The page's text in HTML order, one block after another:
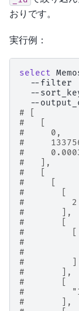
おりです。
実行例：
select
--filter
--
--
# [
#   [
#     0,
#
#
#   ],
#   [
#     [
#       [
#         2
#       ],
#       [
#         [
#
#
#         ]
#       ],
#       [
#         "I
#       ],